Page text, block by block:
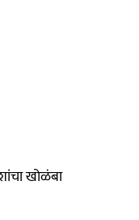
खोळंबा